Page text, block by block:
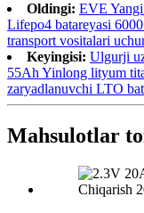
Oldingi: EVE
Lifepo4 batareyasi
transport vositalari
Keyingisi: Ulgurji
55Ah Yinlong lityum
zaryadlanuvchi LTO
Mahsulotlar